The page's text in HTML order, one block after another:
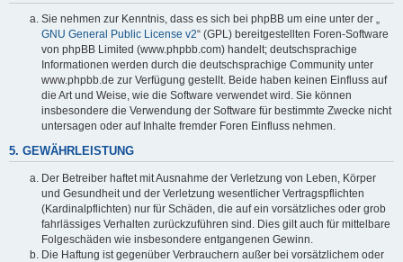
Sie nehmen zur Kenntnis, dass es sich bei phpBB um eine unter der „
GNU General Public License v2“ (GPL) bereitgestellten Foren-Software
von phpBB Limited (www.phpbb.com) handelt; deutschsprachige
Informationen werden durch die deutschsprachige Community unter
www.phpbb.de zur Verfügung gestellt. Beide haben keinen Einfluss auf
die Art und Weise, wie die Software verwendet wird. Sie können
insbesondere die Verwendung der Software für bestimmte Zwecke nicht
untersagen oder auf Inhalte fremder Foren Einfluss nehmen.
5. GEWÄHRLEISTUNG
Der Betreiber haftet mit Ausnahme der Verletzung von Leben, Körper
und Gesundheit und der Verletzung wesentlicher Vertragspflichten
(Kardinalpflichten) nur für Schäden, die auf ein vorsätzliches oder grob
fahrlässiges Verhalten zurückzuführen sind. Dies gilt auch für mittelbare
Folgeschäden wie insbesondere entgangenen Gewinn.
Die Haftung ist gegenüber Verbrauchern außer bei vorsätzlichem oder